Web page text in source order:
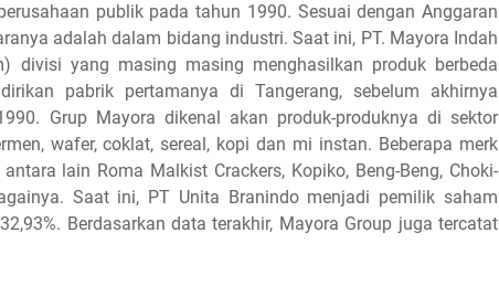
publik pada tahun 1990. Sesuai dengan Anggaran
adalah dalam bidang industri. Saat ini, PT. Mayora Indah
divisi yang masing masing menghasilkan produk berbeda
pabrik pertamanya di Tangerang, sebelum akhirnya
Grup Mayora dikenal akan produk-produknya di sektor
wafer, coklat, sereal, kopi dan mi instan. Beberapa merk
lain Roma Malkist Crackers, Kopiko, Beng-Beng, Choki-
Saat ini, PT Unita Branindo menjadi pemilik saham
Berdasarkan data terakhir, Mayora Group juga tercatat